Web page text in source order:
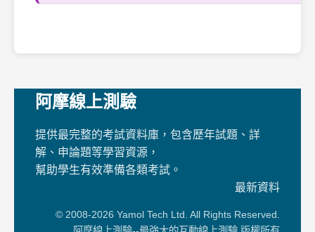
阿摩線上測驗
提供最完整的考試資料庫，包含歷年試題、詳
解、申論題等學習資源，
幫助學生有效準備各類考試。
最新資料
© 2008-2026 Yamol Tech Ltd. All Rights Reserved.